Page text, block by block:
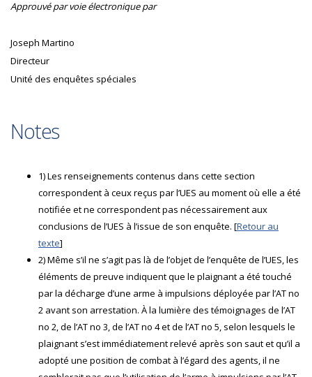
Approuvé par voie électronique par
Joseph Martino
Directeur
Unité des enquêtes spéciales
Notes
1) Les renseignements contenus dans cette section
correspondent à ceux reçus par l’UES au moment où elle a été
notifiée et ne correspondent pas nécessairement aux
conclusions de l’UES à l’issue de son enquête. [Retour au
texte]
2) Même s’il ne s’agit pas là de l’objet de l’enquête de l’UES, les
éléments de preuve indiquent que le plaignant a été touché
par la décharge d’une arme à impulsions déployée par l’AT no
2 avant son arrestation. À la lumière des témoignages de l’AT
no 2, de l’AT no 3, de l’AT no 4 et de l’AT no 5, selon lesquels le
plaignant s’est immédiatement relevé après son saut et qu’il a
adopté une position de combat à l’égard des agents, il ne